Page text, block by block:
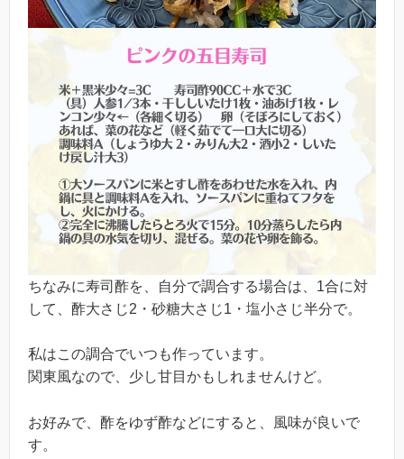
ちなみに寿司酢を、自分で調合する場合は、1合に対
して、酢大さじ2・砂糖大さじ1・塩小さじ半分で。
私はこの調合でいつも作っています。
関東風なので、少し甘目かもしれませんけど。
お好みで、酢をゆず酢などにすると、風味が良いで
す。